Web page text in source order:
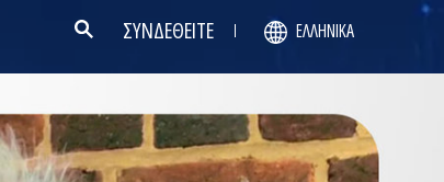
ΣΥΝΔΕΘΕΙΤΕ ΕΛΛΗΝΙΚΆ